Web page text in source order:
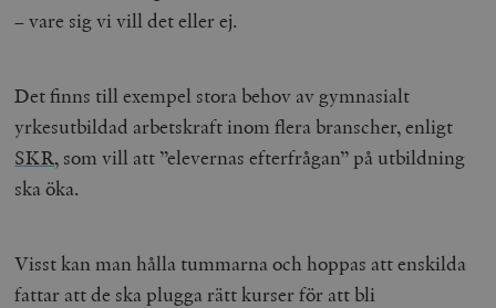
– vare sig vi vill det eller ej.
Det finns till exempel stora behov av gymnasialt
yrkesutbildad arbetskraft inom flera branscher, enligt
SKR, som vill att ”elevernas efterfrågan” på utbildning
ska öka.
Visst kan man hålla tummarna och hoppas att enskilda
fattar att de ska plugga rätt kurser för att bli